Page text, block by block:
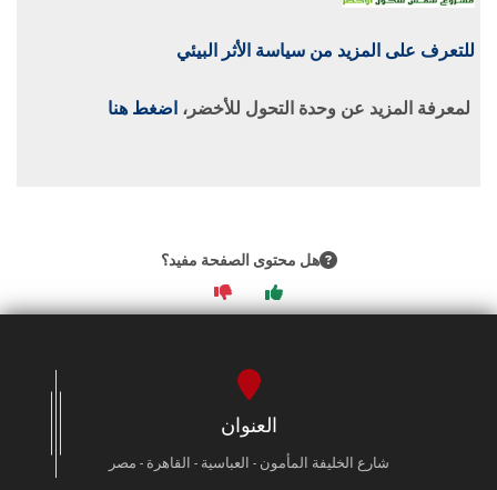
للتعرف على المزيد من سياسة الأثر البيئي
لمعرفة المزيد عن وحدة التحول للأخضر، اضغط هنا
هل محتوى الصفحة مفيد؟
العنوان
شارع الخليفة المأمون - العباسية - القاهرة - مصر